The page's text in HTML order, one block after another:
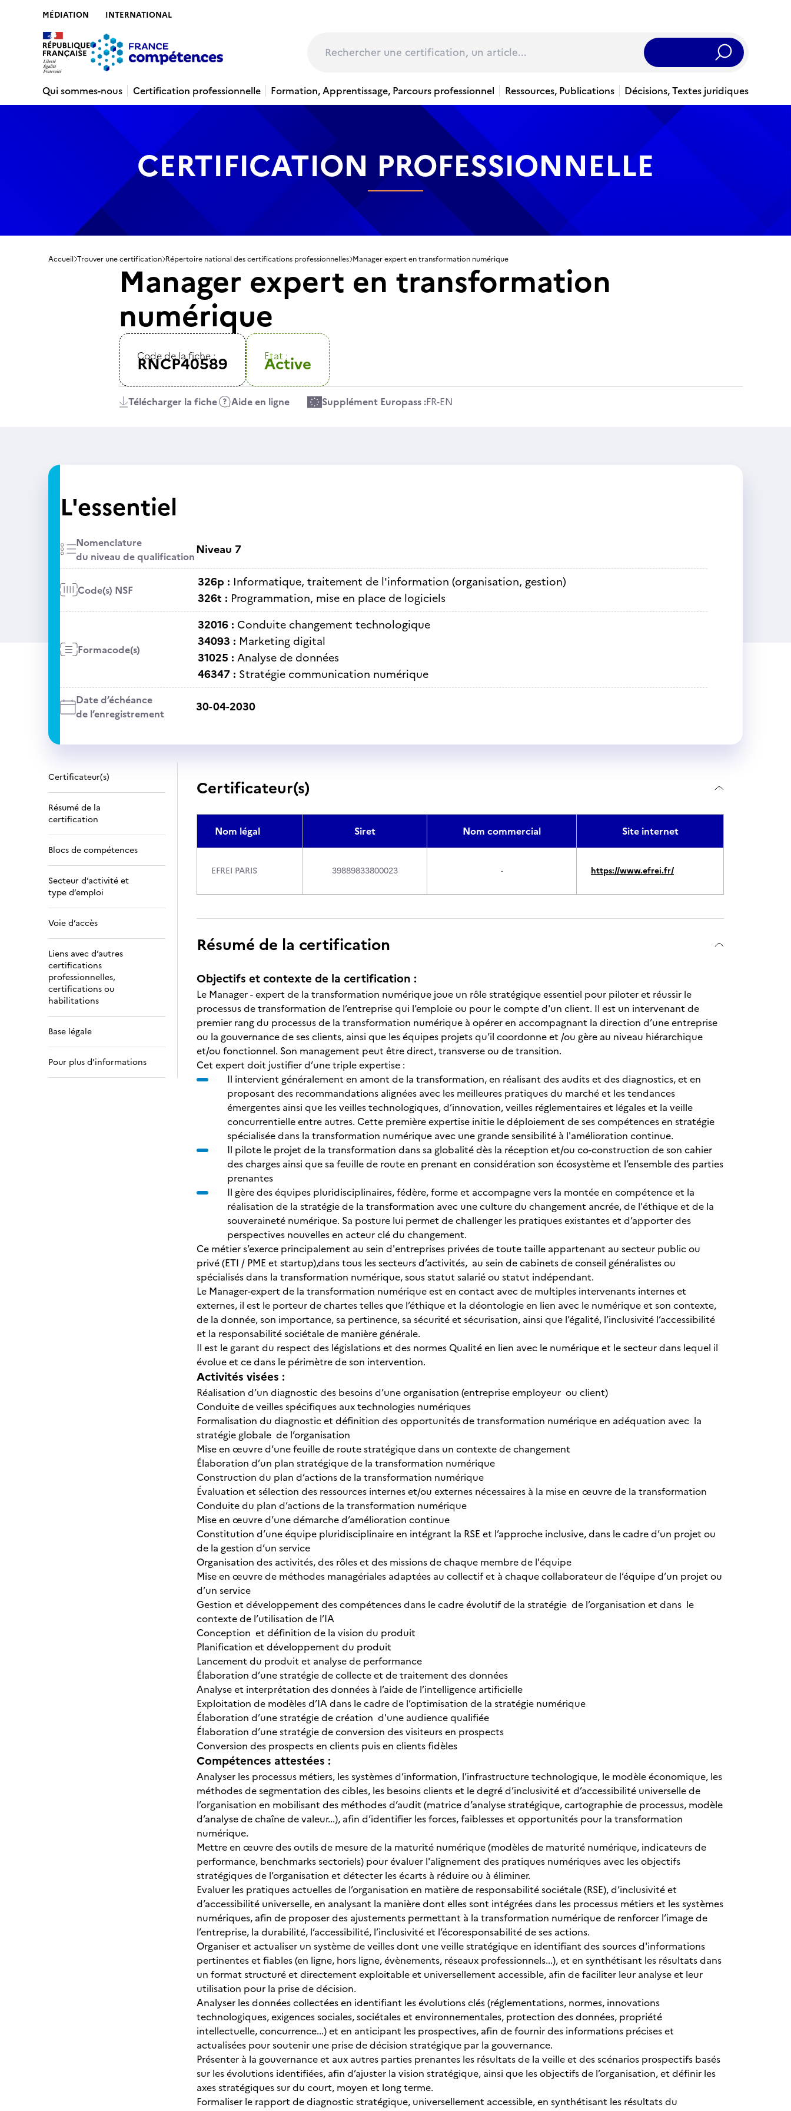
MÉDIATION INTERNATIONAL
Rechercher
Qui sommes-nous
Certification professionnelle Formation, Apprentissage, Parcours professionnel Ressources, Publications Décisions, Textes juridiques
CERTIFICATION PROFESSIONNELLE
Accueil Trouver une certification Répertoire national des certifications professionnelles Manager expert en transformation numérique
Manager expert en transformation
numérique
Code de la fiche :
RNCP40589 Etat :
Active
Télécharger la fiche Aide en ligne Supplément Europass :FR-EN
L'essentiel
Nomenclature
du niveau de qualificationNiveau 7
Code(s) NSF
326p : Informatique, traitement de l'information (organisation, gestion)
326t : Programmation, mise en place de logiciels
Formacode(s)
32016 : Conduite changement technologique
34093 : Marketing digital
31025 : Analyse de données
46347 : Stratégie communication numérique
Date d’échéance
de l’enregistrement
30-04-2030
Certificateur(s)
Résumé de la
certification
Blocs de compétences
Secteur d’activité et
type d’emploi
Voie d’accès
Liens avec d’autres
certifications
professionnelles,
certifications ou
habilitations
Base légale
Pour plus d’informations
Certificateur(s)
Nom légal Siret Nom commercial Site internet
EFREI PARIS 39889833800023 - https://www.efrei.fr/
Résumé de la certification
Objectifs et contexte de la certification :
Le Manager - expert de la transformation numérique joue un rôle stratégique essentiel pour piloter et réussir le
processus de transformation de l’entreprise qui l’emploie ou pour le compte d'un client. Il est un intervenant de
premier rang du processus de la transformation numérique à opérer en accompagnant la direction d’une entreprise
ou la gouvernance de ses clients, ainsi que les équipes projets qu’il coordonne et /ou gère au niveau hiérarchique
et/ou fonctionnel. Son management peut être direct, transverse ou de transition.
Cet expert doit justifier d’une triple expertise :
Il intervient généralement en amont de la transformation, en réalisant des audits et des diagnostics, et en
proposant des recommandations alignées avec les meilleures pratiques du marché et les tendances
émergentes ainsi que les veilles technologiques, d’innovation, veilles réglementaires et légales et la veille
concurrentielle entre autres. Cette première expertise initie le déploiement de ses compétences en stratégie
spécialisée dans la transformation numérique avec une grande sensibilité à l'amélioration continue.
Il pilote le projet de la transformation dans sa globalité dès la réception et/ou co-construction de son cahier
des charges ainsi que sa feuille de route en prenant en considération son écosystème et l’ensemble des parties
prenantes
Il gère des équipes pluridisciplinaires, fédère, forme et accompagne vers la montée en compétence et la
réalisation de la stratégie de la transformation avec une culture du changement ancrée, de l'éthique et de la
souveraineté numérique. Sa posture lui permet de challenger les pratiques existantes et d’apporter des
perspectives nouvelles en acteur clé du changement.
Ce métier s’exerce principalement au sein d'entreprises privées de toute taille appartenant au secteur public ou
privé (ETI / PME et startup),dans tous les secteurs d’activités, au sein de cabinets de conseil généralistes ou
spécialisés dans la transformation numérique, sous statut salarié ou statut indépendant.
Le Manager-expert de la transformation numérique est en contact avec de multiples intervenants internes et
externes, il est le porteur de chartes telles que l’éthique et la déontologie en lien avec le numérique et son contexte,
de la donnée, son importance, sa pertinence, sa sécurité et sécurisation, ainsi que l’égalité, l’inclusivité l’accessibilité
et la responsabilité sociétale de manière générale.
Il est le garant du respect des législations et des normes Qualité en lien avec le numérique et le secteur dans lequel il
évolue et ce dans le périmètre de son intervention.
Activités visées :
Réalisation d’un diagnostic des besoins d’une organisation (entreprise employeur ou client)
Conduite de veilles spécifiques aux technologies numériques
Formalisation du diagnostic et définition des opportunités de transformation numérique en adéquation avec la
stratégie globale de l’organisation
Mise en œuvre d’une feuille de route stratégique dans un contexte de changement
Élaboration d’un plan stratégique de la transformation numérique
Construction du plan d’actions de la transformation numérique
Évaluation et sélection des ressources internes et/ou externes nécessaires à la mise en œuvre de la transformation
Conduite du plan d’actions de la transformation numérique
Mise en œuvre d’une démarche d’amélioration continue
Constitution d’une équipe pluridisciplinaire en intégrant la RSE et l’approche inclusive, dans le cadre d’un projet ou
de la gestion d’un service
Organisation des activités, des rôles et des missions de chaque membre de l'équipe
Mise en œuvre de méthodes managériales adaptées au collectif et à chaque collaborateur de l’équipe d’un projet ou
d’un service
Gestion et développement des compétences dans le cadre évolutif de la stratégie de l’organisation et dans le
contexte de l’utilisation de l’IA
Conception et définition de la vision du produit
Planification et développement du produit
Lancement du produit et analyse de performance
Élaboration d’une stratégie de collecte et de traitement des données
Analyse et interprétation des données à l’aide de l’intelligence artificielle
Exploitation de modèles d’IA dans le cadre de l’optimisation de la stratégie numérique
Élaboration d’une stratégie de création d'une audience qualifiée
Élaboration d’une stratégie de conversion des visiteurs en prospects
Conversion des prospects en clients puis en clients fidèles
Compétences attestées :
Analyser les processus métiers, les systèmes d’information, l’infrastructure technologique, le modèle économique, les
méthodes de segmentation des cibles, les besoins clients et le degré d’inclusivité et d’accessibilité universelle de
l’organisation en mobilisant des méthodes d’audit (matrice d’analyse stratégique, cartographie de processus, modèle
d’analyse de chaîne de valeur...), afin d’identifier les forces, faiblesses et opportunités pour la transformation
numérique.
Mettre en œuvre des outils de mesure de la maturité numérique (modèles de maturité numérique, indicateurs de
performance, benchmarks sectoriels) pour évaluer l'alignement des pratiques numériques avec les objectifs
stratégiques de l’organisation et détecter les écarts à réduire ou à éliminer.
Evaluer les pratiques actuelles de l’organisation en matière de responsabilité sociétale (RSE), d’inclusivité et
d’accessibilité universelle, en analysant la manière dont elles sont intégrées dans les processus métiers et les systèmes
numériques, afin de proposer des ajustements permettant à la transformation numérique de renforcer l’image de
l’entreprise, la durabilité, l’accessibilité, l’inclusivité et l’écoresponsabilité de ses actions.
Organiser et actualiser un système de veilles dont une veille stratégique en identifiant des sources d'informations
pertinentes et fiables (en ligne, hors ligne, évènements, réseaux professionnels...), et en synthétisant les résultats dans
un format structuré et directement exploitable et universellement accessible, afin de faciliter leur analyse et leur
utilisation pour la prise de décision.
Analyser les données collectées en identifiant les évolutions clés (réglementations, normes, innovations
technologiques, exigences sociales, sociétales et environnementales, protection des données, propriété
intellectuelle, concurrence...) et en anticipant les prospectives, afin de fournir des informations précises et
actualisées pour soutenir une prise de décision stratégique par la gouvernance.
Présenter à la gouvernance et aux autres parties prenantes les résultats de la veille et des scénarios prospectifs basés
sur les évolutions identifiées, afin d’ajuster la vision stratégique, ainsi que les objectifs de l’organisation, et définir les
axes stratégiques sur du court, moyen et long terme.
Formaliser le rapport de diagnostic stratégique, universellement accessible, en synthétisant les résultats du